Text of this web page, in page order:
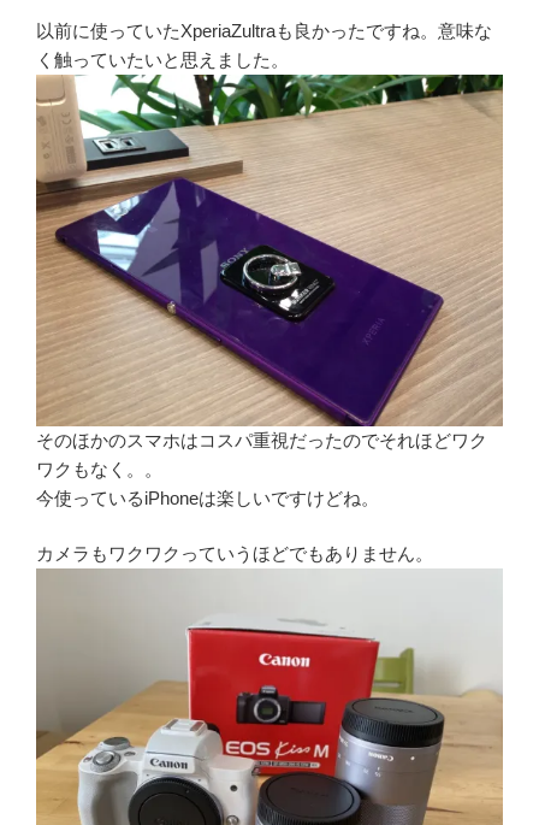
以前に使っていたXperiaZultraも良かったですね。意味な
く触っていたいと思えました。
そのほかのスマホはコスパ重視だったのでそれほどワク
ワクもなく。。
今使っているiPhoneは楽しいですけどね。
カメラもワクワクっていうほどでもありません。